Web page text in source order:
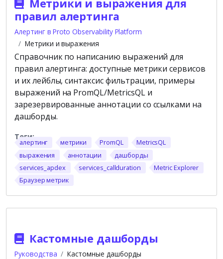
Метрики и выражения для
правил алертинга
Алертинг в Proto Observability Platform
Метрики и выражения
Справочник по написанию выражений для
правил алертинга: доступные метрики сервисов
и их лейблы, синтаксис фильтрации, примеры
выражений на PromQL/MetricsQL и
зарезервированные аннотации со ссылками на
дашборды.
алертинг метрики PromQL
MetricsQL
выражения
аннотации
дашборды
services_apdex
services_callduration
Metric Explorer
Браузер метрик
Кастомные дашборды
Руководства Кастомные дашборды